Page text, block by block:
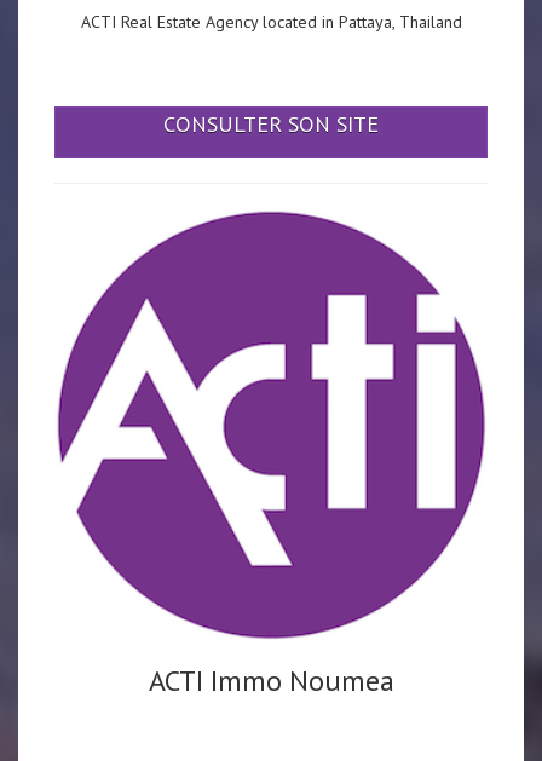
ACTI Real Estate Agency located in Pattaya, Thailand
CONSULTER SON SITE
ACTI Immo Noumea